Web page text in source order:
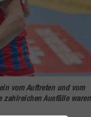
vom Auftreten und vom
Ausfälle waren